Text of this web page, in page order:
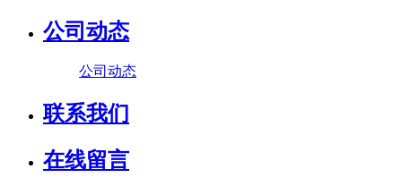
公司动态
公司动态
联系我们
在线留言